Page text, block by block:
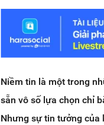
Niềm tin là một trong
sẵn vô số lựa chọn chỉ
Nhưng sự tin tưởng của